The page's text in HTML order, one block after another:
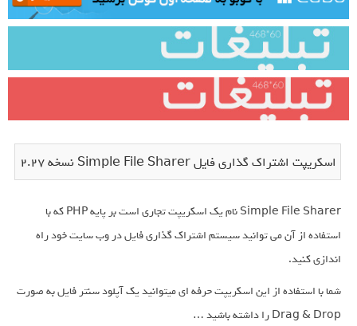
اسکریپت اشتراک گذاری فایل Simple File Sharer نسخه 2.27
Simple File Sharer نام یک اسکریپت تجاری است بر پایه PHP که با
استفاده از آن می توانید سیستم اشتراک گذاری فایل در وب سایت خود راه
اندازی کنید.
شما با استفاده از این اسکریپت حرفه ای میتوانید یک آپلود سنتر فایل به صورت
Drag & Drop را داشته باشید …